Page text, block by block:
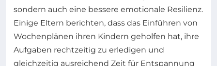
sondern auch eine bessere emotionale Resilienz.
Einige Eltern berichten, dass das Einführen von
Wochenplänen ihren Kindern geholfen hat, ihre
Aufgaben rechtzeitig zu erledigen und
gleichzeitig ausreichend Zeit für Entspannung